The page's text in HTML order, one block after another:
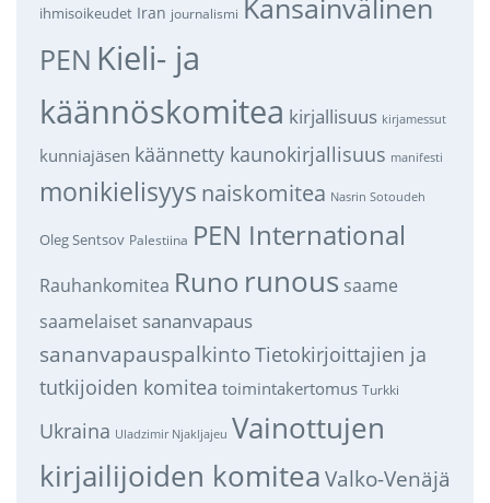
ihmisoikeudet Iran journalismi Kansainvälinen
PEN Kieli- ja
käännöskomitea kirjallisuus kirjamessut
kunniajäsen käännetty kaunokirjallisuus manifesti
monikielisyys naiskomitea Nasrin Sotoudeh
Oleg Sentsov Palestiina PEN International
Rauhankomitea Runo runous saame
saamelaiset sananvapaus
sananvapauspalkintoTietokirjoittajien ja
tutkijoiden komitea toimintakertomus Turkki
Ukraina Uladzimir Njakljajeu Vainottujen
kirjailijoiden komitea Valko-Venäjä